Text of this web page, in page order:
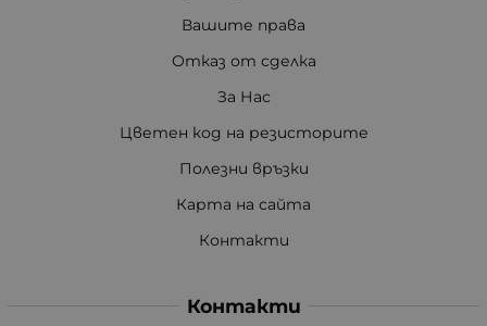
Вашите права
Отказ от сделка
За Нас
Цветен код на резисторите
Полезни връзки
Карта на сайта
Контакти
Контакти